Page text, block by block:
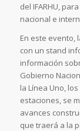
del IFARHU,
nacional e
En este evento,
con un stand
información
Gobierno
la Línea Uno,
estaciones, se
avances
que traerá a la